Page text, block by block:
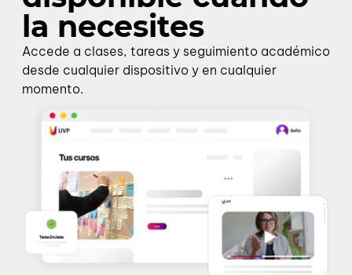
la necesites
Accede a clases, tareas y seguimiento académico
desde cualquier dispositivo y en cualquier
momento.